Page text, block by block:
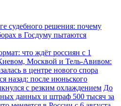
судебного решения: почему
в Госдуму пытаются
что ждёт россиян с 1
Москвой и Тель-Авивом:
в центре нового спора
назад: после июньского
с резким охлаждением До
данных и штраф 500 тысяч за